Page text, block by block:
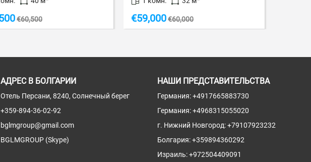
АДРЕС В БОЛГАРИИ
Отель Персани, 8240, Солнечный берег
+359-894-36-02-92
bglmgroup@gmail.com
BGLMGROUP (Skype)
НАШИ ПРЕДСТАВИТЕЛЬСТВА
Германия:+4917665883730
Германия:+4968315055020
г. Нижний Новгород:+79107923232
Болгария:+359894360292
Израиль:+972504409091